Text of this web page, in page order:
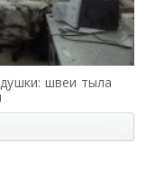
швеи тыла